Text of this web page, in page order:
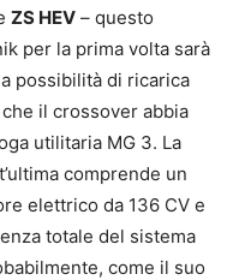
ZS HEV – questo
per la prima volta sarà
possibilità di ricarica
il crossover abbia
utilitaria MG 3. La
comprende un
elettrico da 136 CV e
totale del sistema
come il suo